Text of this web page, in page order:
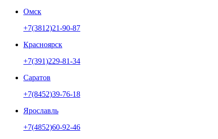
Омск
+7(3812)21-90-87
Красноярск
+7(391)229-81-34
Саратов
+7(8452)39-76-18
Ярославль
+7(4852)60-92-46